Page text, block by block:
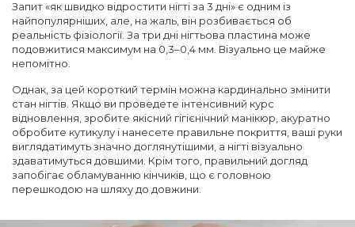
Запит «як швидко відростити нігті за 3 дні» є одним із
найпопулярніших, але, на жаль, він розбивається об
реальність фізіології. За три дні нігтьова пластина може
подовжитися максимум на 0,3–0,4 мм. Візуально це майже
непомітно.
Однак, за цей короткий термін можна кардинально змінити
стан нігтів. Якщо ви проведете інтенсивний курс
відновлення, зробите якісний гігієнічний манікюр, акуратно
обробите кутикулу і нанесете правильне покриття, ваші руки
виглядатимуть значно доглянутішими, а нігті візуально
здаватимуться довшими. Крім того, правильний догляд
запобігає обламуванню кінчиків, що є головною
перешкодою на шляху до довжини.